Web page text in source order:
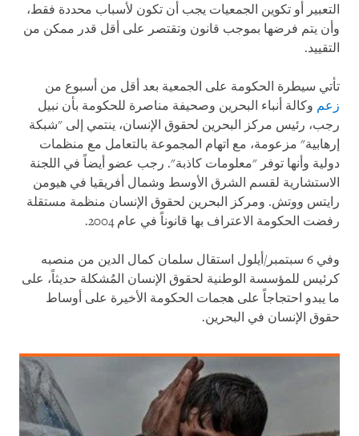
التعبير أو تكوين الجمعيات يجب أن تكون لأسباب محددة فقط،
وأن يتم فرضها بموجب قانون وتقتصر على أقل قدر ممكن من
التقييد.
تأتي سيطرة الحكومة على الجمعية بعد أقل من أسبوع من
زعم وكالة أنباء البحرين وصحيفة مناصرة للحكومة بأن نبيل
رجب، رئيس مركز البحرين لحقوق الإنسان، ينتمي إلى "شبكة
إرهابية" مزعومة، مع اتهام المجموعة بالتعامل مع منظمات
دولية وأنها توفر "معلومات كاذبة". رجب عضو أيضاً في اللجنة
الاستشارية لقسم الشرق الأوسط وشمال أفريقيا في هيومن
رايتس ووتش. ومركز البحرين لحقوق الإنسان منظمة مستقلة
رفضت الحكومة الاعتراف بها قانوناً في عام 2004.
وفي 6 سبتمبر/أيلول استقال سلمان كمال الدين من منصبه
كرئيس للمؤسسة الوطنية لحقوق الإنسان المُشكلة حديثاً، على
ما يبدو احتجاجاً على هجمات الحكومة الأخيرة على أوساط
حقوق الإنسان في البحرين.